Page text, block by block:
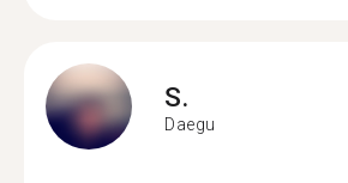
S.
Daegu